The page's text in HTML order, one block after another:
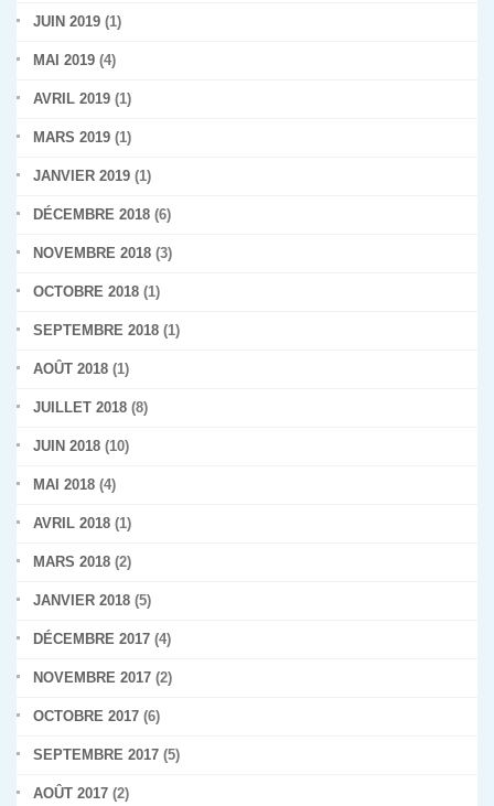
JUIN 2019 (1)
MAI 2019 (4)
AVRIL 2019 (1)
MARS 2019 (1)
JANVIER 2019 (1)
DÉCEMBRE 2018 (6)
NOVEMBRE 2018 (3)
OCTOBRE 2018 (1)
SEPTEMBRE 2018 (1)
AOÛT 2018 (1)
JUILLET 2018 (8)
JUIN 2018 (10)
MAI 2018 (4)
AVRIL 2018 (1)
MARS 2018 (2)
JANVIER 2018 (5)
DÉCEMBRE 2017 (4)
NOVEMBRE 2017 (2)
OCTOBRE 2017 (6)
SEPTEMBRE 2017 (5)
AOÛT 2017 (2)